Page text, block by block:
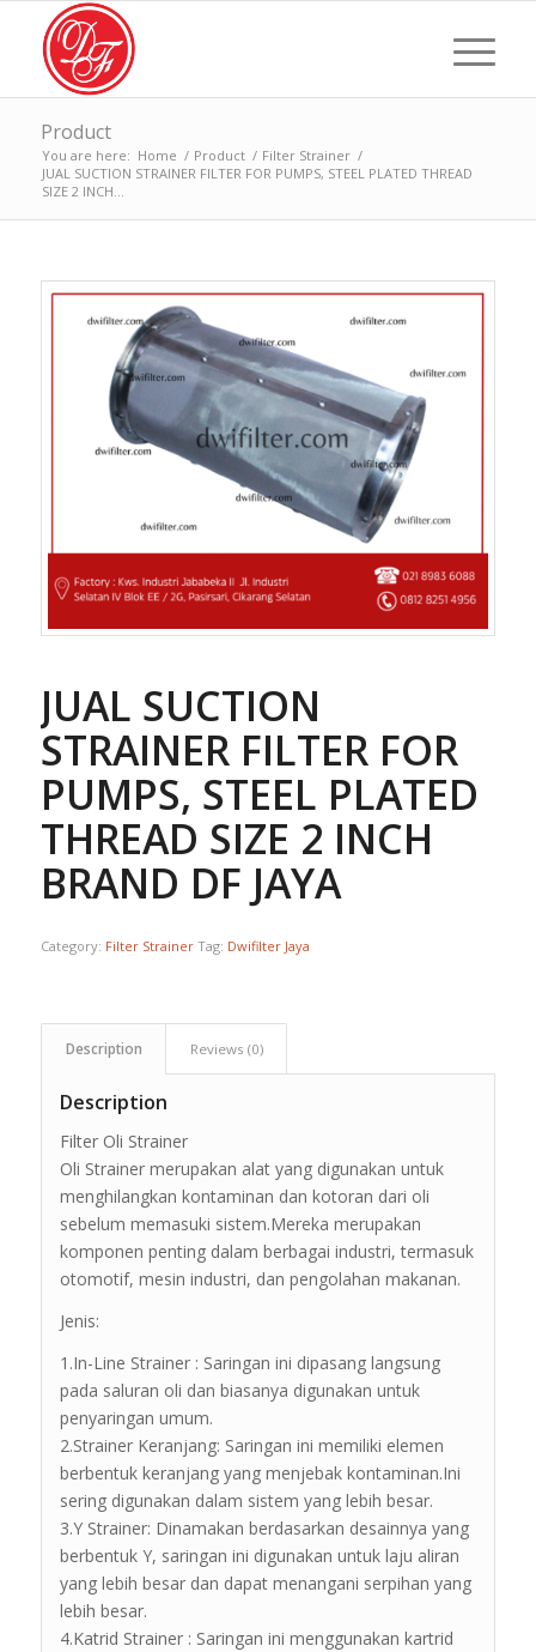
Product
You are here: Home / Product / Filter Strainer /
JUAL SUCTION STRAINER FILTER FOR PUMPS, STEEL PLATED THREAD
SIZE 2 INCH...
JUAL SUCTION
STRAINER FILTER FOR
PUMPS, STEEL PLATED
THREAD SIZE 2 INCH
BRAND DF JAYA
Category: Filter Strainer Tag: Dwifilter Jaya
Description Reviews (0)
Description
Filter Oli Strainer
Oli Strainer merupakan alat yang digunakan untuk
menghilangkan kontaminan dan kotoran dari oli
sebelum memasuki sistem.Mereka merupakan
komponen penting dalam berbagai industri, termasuk
otomotif, mesin industri, dan pengolahan makanan.
Jenis:
1.In-Line Strainer : Saringan ini dipasang langsung
pada saluran oli dan biasanya digunakan untuk
penyaringan umum.
2.Strainer Keranjang: Saringan ini memiliki elemen
berbentuk keranjang yang menjebak kontaminan.Ini
sering digunakan dalam sistem yang lebih besar.
3.Y Strainer: Dinamakan berdasarkan desainnya yang
berbentuk Y, saringan ini digunakan untuk laju aliran
yang lebih besar dan dapat menangani serpihan yang
lebih besar.
4.Katrid Strainer : Saringan ini menggunakan kartrid